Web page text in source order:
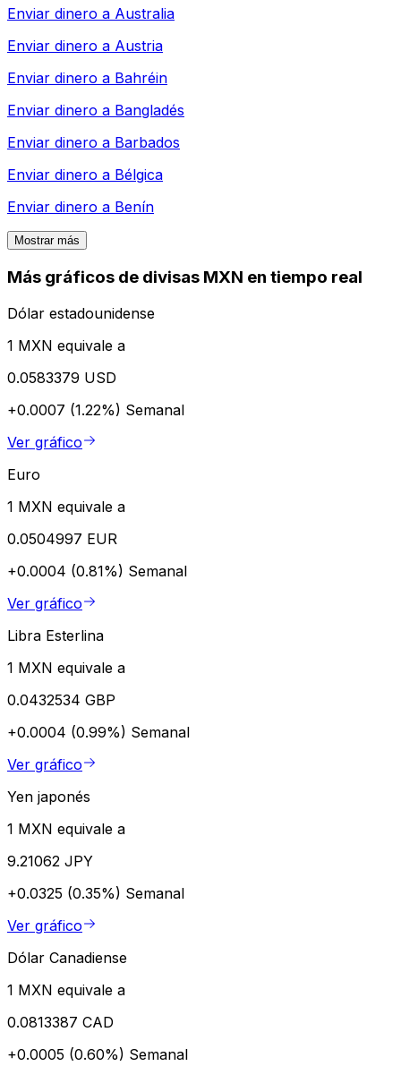
Enviar dinero a Australia
Enviar dinero a Austria
Enviar dinero a Bahréin
Enviar dinero a Bangladés
Enviar dinero a Barbados
Enviar dinero a Bélgica
Enviar dinero a Benín
Mostrar más
Más gráficos de divisas MXN en tiempo real
Dólar estadounidense
1 MXN equivale a
0.0583379 USD
+0.0007 (1.22%) Semanal
Ver gráfico
Euro
1 MXN equivale a
0.0504997 EUR
+0.0004 (0.81%) Semanal
Ver gráfico
Libra Esterlina
1 MXN equivale a
0.0432534 GBP
+0.0004 (0.99%) Semanal
Ver gráfico
Yen japonés
1 MXN equivale a
9.21062 JPY
+0.0325 (0.35%) Semanal
Ver gráfico
Dólar Canadiense
1 MXN equivale a
0.0813387 CAD
+0.0005 (0.60%) Semanal